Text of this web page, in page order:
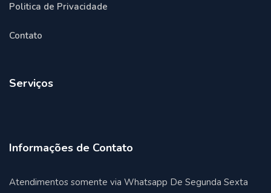
Politica de Privacidade
Contato
Serviços
Informações de Contato
Atendimentos somente via Whatsapp De Segunda Sexta